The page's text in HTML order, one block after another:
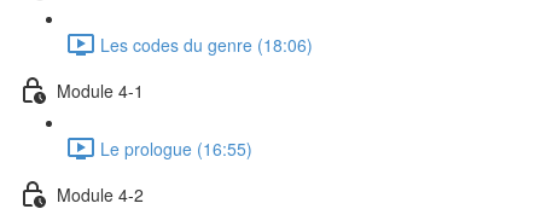
Les codes du genre (18:06)
Module 4-1
Le prologue (16:55)
Module 4-2